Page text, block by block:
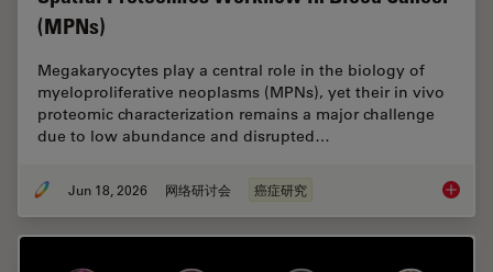
(MPNs)
Megakaryocytes play a central role in the biology of
myeloproliferative neoplasms (MPNs), yet their in vivo
proteomic characterization remains a major challenge
due to low abundance and disrupted…
Jun 18, 2026 网络研讨会 癌症研究 Spatial